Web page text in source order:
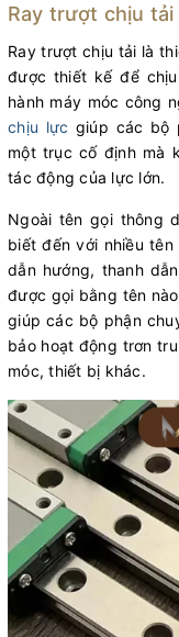
Ray trượt chịu tải
Ray trượt chịu tải là
được thiết kế để
hành máy móc công
chịu lực giúp các bộ
một trục cố định mà
tác động của lực lớn.
Ngoài tên gọi thông
biết đến với nhiều
dẫn hướng, thanh
được gọi bằng tên
giúp các bộ phận
bảo hoạt động trơn
móc, thiết bị khác.